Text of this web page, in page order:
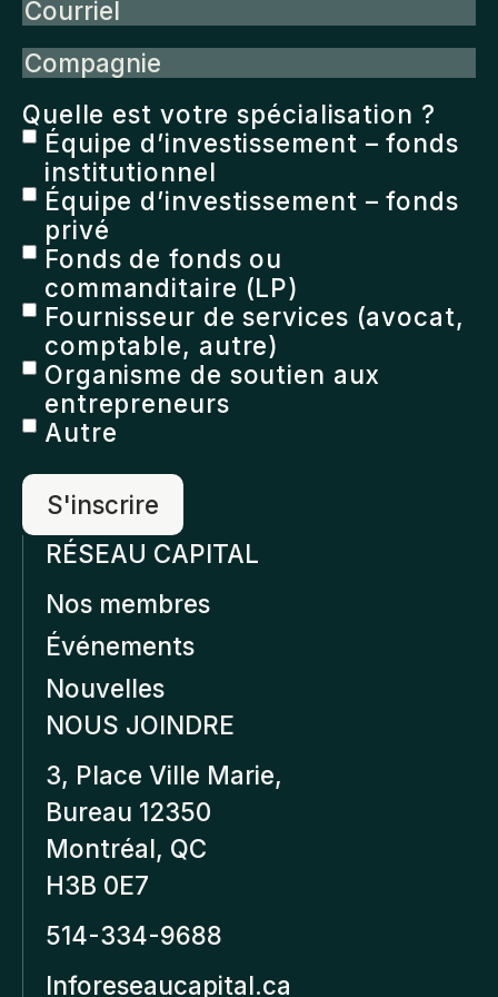
Courriel
Compagnie
Quelle est votre spécialisation ?
Équipe d’investissement – fonds
institutionnel
Équipe d’investissement – fonds
privé
Fonds de fonds ou
commanditaire (LP)
Fournisseur de services (avocat,
comptable, autre)
Organisme de soutien aux
entrepreneurs
Autre
RÉSEAU CAPITAL
Nos membres
Événements
Nouvelles
NOUS JOINDRE
3, Place Ville Marie,
Bureau 12350
Montréal, QC
H3B 0E7
514-334-9688
Inforeseaucapital.ca